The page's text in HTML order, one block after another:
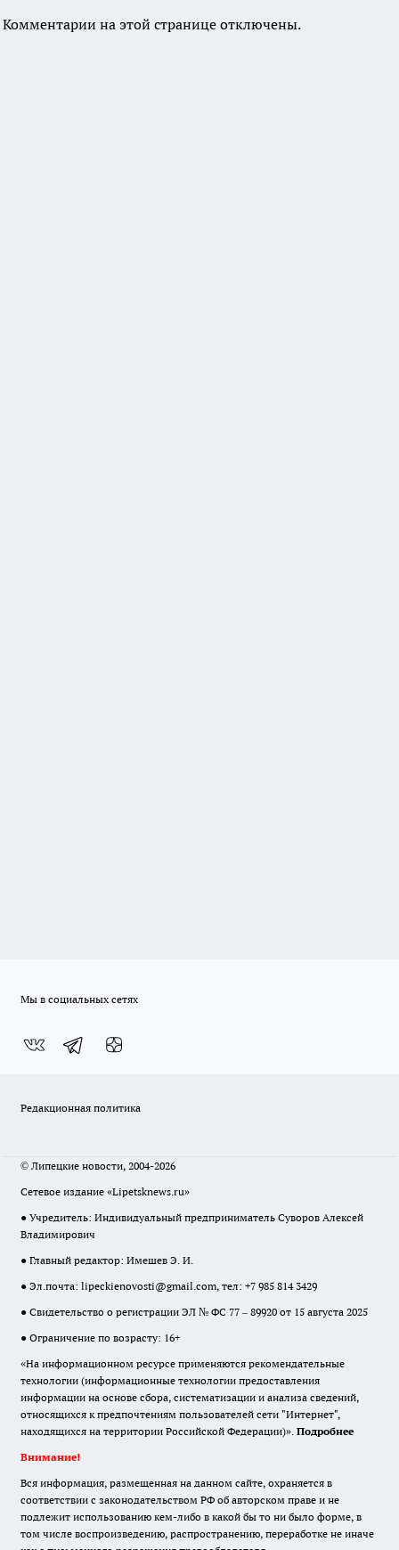
Комментарии на этой странице отключены.
Мы в социальных сетях
Редакционная политика
© Липецкие новости, 2004-2026
Сетевое издание «Lipetsknews.ru»
● Учредитель: Индивидуальный предприниматель Суворов Алексей
Владимирович
● Главный редактор: Имешев Э. И.
● Эл.почта: lipeckienovosti@gmail.com, тел: +7 985 814 3429
● Свидетельство о регистрации ЭЛ № ФС 77 – 89920 от 15 августа 2025
● Ограничение по возрасту: 16+
«На информационном ресурсе применяются рекомендательные
технологии (информационные технологии предоставления
информации на основе сбора, систематизации и анализа сведений,
относящихся к предпочтениям пользователей сети "Интернет",
находящихся на территории Российской Федерации)». Подробнее
Внимание!
Вся информация, размещенная на данном сайте, охраняется в
соответствии с законодательством РФ об авторском праве и не
подлежит использованию кем-либо в какой бы то ни было форме, в
том числе воспроизведению, распространению, переработке не иначе